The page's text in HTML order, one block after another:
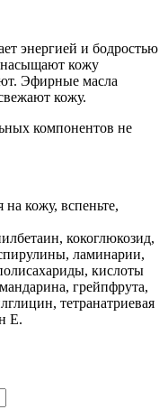
энергией и бодростью
насыщают кожу
Эфирные масла
кожу.
компонентов не
на кожу, вспеньте,
кокоглюкозид,
ламинарии,
кислоты
грейпфрута,
тетранатриевая
Е.